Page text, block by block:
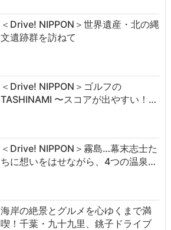
＜Drive! NIPPON＞世界遺産・北の縄
文遺跡群を訪ねて
＜Drive! NIPPON＞ゴルフの
TASHINAMI 〜スコアが出やすい！…
＜Drive! NIPPON＞霧島…幕末志士た
ちに想いをはせながら、4つの温泉…
海岸の絶景とグルメを心ゆくまで満
喫！千葉・九十九里、銚子ドライブ